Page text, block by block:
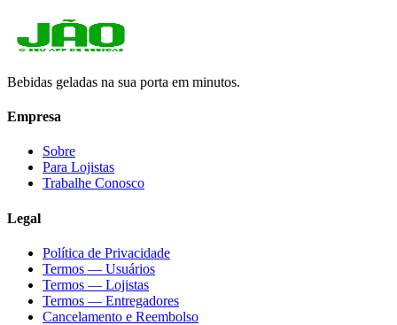
Bebidas geladas na sua porta em minutos.
Empresa
Sobre
Para Lojistas
Trabalhe Conosco
Legal
Política de Privacidade
Termos — Usuários
Termos — Lojistas
Termos — Entregadores
Cancelamento e Reembolso